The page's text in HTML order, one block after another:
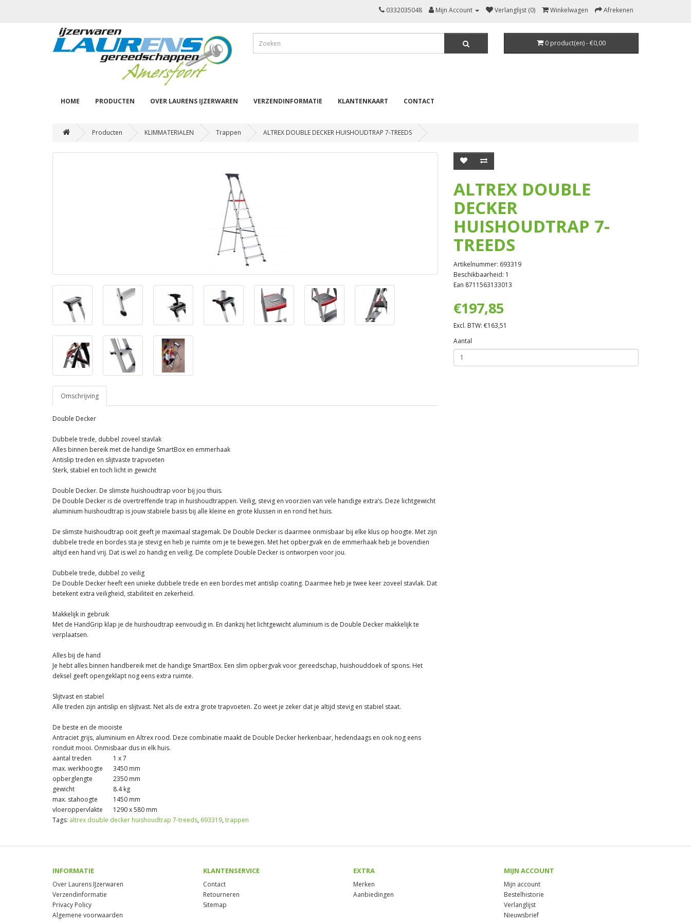
0332035048 Mijn Account Verlanglijst (0) Winkelwagen Afrekenen
0 product(en) - €0,00
HOME PRODUCTEN OVER LAURENS IJZERWAREN VERZENDINFORMATIE KLANTENKAART CONTACT
Producten KLIMMATERIALEN Trappen ALTREX DOUBLE DECKER HUISHOUDTRAP 7-TREEDS
Omschrijving
Double Decker
Dubbele trede, dubbel zoveel stavlak
Alles binnen bereik met de handige SmartBox en emmerhaak
Antislip treden en slijtvaste trapvoeten
Sterk, stabiel en toch licht in gewicht
Double Decker. De slimste huishoudtrap voor bij jou thuis.
De Double Decker is de overtreffende trap in huishoudtrappen. Veilig, stevig en voorzien van vele handige extra’s. Deze lichtgewicht
aluminium huishoudtrap is jouw stabiele basis bij alle kleine en grote klussen in en rond het huis.
De slimste huishoudtrap ooit geeft je maximaal stagemak. De Double Decker is daarmee onmisbaar bij elke klus op hoogte. Met zijn
dubbele trede en bordes sta je stevig en heb je ruimte om je te bewegen. Met het opbergvak en de emmerhaak heb je bovendien
altijd een hand vrij. Dat is wel zo handig en veilig. De complete Double Decker is ontworpen voor jou.
Dubbele trede, dubbel zo veilig
De Double Decker heeft een unieke dubbele trede en een bordes met antislip coating. Daarmee heb je twee keer zoveel stavlak. Dat
betekent extra veiligheid, stabiliteit en zekerheid.
Makkelijk in gebruik
Met de HandGrip klap je de huishoudtrap eenvoudig in. En dankzij het lichtgewicht aluminium is de Double Decker makkelijk te
verplaatsen.
Alles bij de hand
Je hebt alles binnen handbereik met de handige SmartBox. Een slim opbergvak voor gereedschap, huishouddoek of spons. Het
deksel geeft opengeklapt nog eens extra ruimte.
Slijtvast en stabiel
Alle treden zijn antislip en slijtvast. Net als de extra grote trapvoeten. Zo weet je zeker dat je altijd stevig en stabiel staat.
De beste en de mooiste
Antraciet grijs, aluminium en Altrex rood. Deze combinatie maakt de Double Decker herkenbaar, hedendaags en ook nog eens
ronduit mooi. Onmisbaar dus in elk huis.
aantal treden
1 x 7
max. werkhoogte
3450 mm
opberglengte
2350 mm
gewicht
8.4 kg
max. stahoogte
1450 mm
vloeroppervlakte
1290 x 580 mm
ALTREX DOUBLE
DECKER
HUISHOUDTRAP 7-
TREEDS
Artikelnummer: 693319
Beschikbaarheid: 1
Ean 8711563133013
€197,85
Excl. BTW: €163,51
Aantal
Tags: altrex double decker huishoudtrap 7-treeds, 693319, trappen
INFORMATIE
Over Laurens IJzerwaren
Verzendinformatie
Privacy Policy
Algemene voorwaarden
KLANTENSERVICE
Contact
Retourneren
Sitemap
EXTRA
Merken
Aanbiedingen
MIJN ACCOUNT
Mijn account
Bestelhistorie
Verlanglijst
Nieuwsbrief